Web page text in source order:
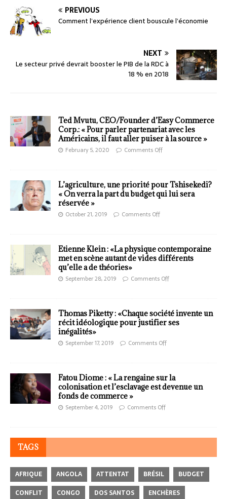
PREVIOUS
Comment l’expérience client bouscule l’économie
NEXT
Le secteur privé devrait booster le PIB de la RDC à
18 % en 2018
Ted Mvutu, CEO/Founder d’Easy Commerce
Corp.: « Pour parler partenariat avec les
Américains, il faut aller puiser à la source »
February 5, 2020 Comments Off
L’agriculture, une priorité pour Tshisekedi?
« On verra la part du budget qui lui sera
réservée »
October 21, 2019 Comments Off
Etienne Klein : «La physique contemporaine
met en scène autant de vides différents
qu’elle a de théories»
September 28, 2019 Comments Off
Thomas Piketty : «Chaque société invente un
récit idéologique pour justifier ses
inégalités»
September 17, 2019 Comments Off
Fatou Diome : « La rengaine sur la
colonisation et l’esclavage est devenue un
fonds de commerce »
September 4, 2019 Comments Off
TAGS
AFRIQUE ANGOLA ATTENTAT BRÉSIL
BUDGET
CONFLIT
CONGO DOS SANTOS ENCHÈRES